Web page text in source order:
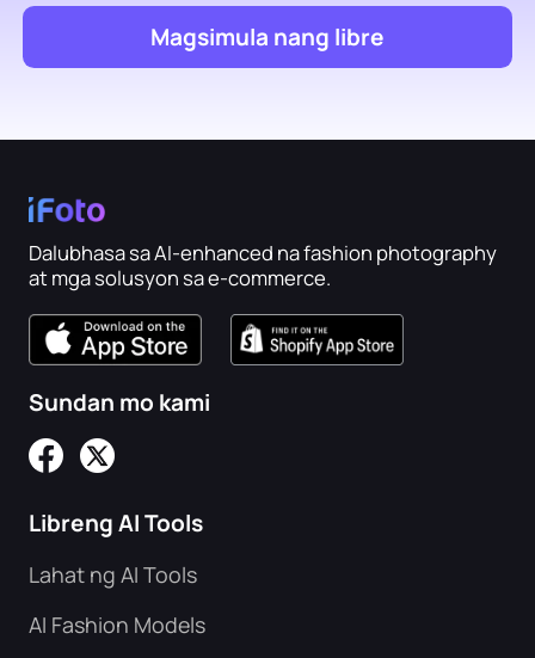
Magsimula nang libre
Dalubhasa sa AI-enhanced na fashion photography
at mga solusyon sa e-commerce.
Sundan mo kami
Libreng AI Tools
Lahat ng AI Tools
AI Fashion Models